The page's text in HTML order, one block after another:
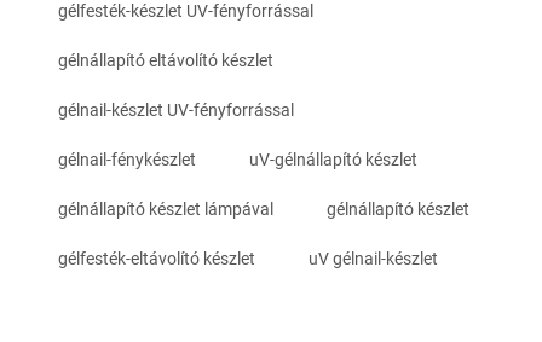
gélfesték-készlet UV-fényforrással
gélnállapító eltávolító készlet
gélnail-készlet UV-fényforrással
gélnail-fénykészlet uV-gélnállapító készlet
gélnállapító készlet lámpával gélnállapító készlet
gélfesték-eltávolító készlet uV gélnail-készlet